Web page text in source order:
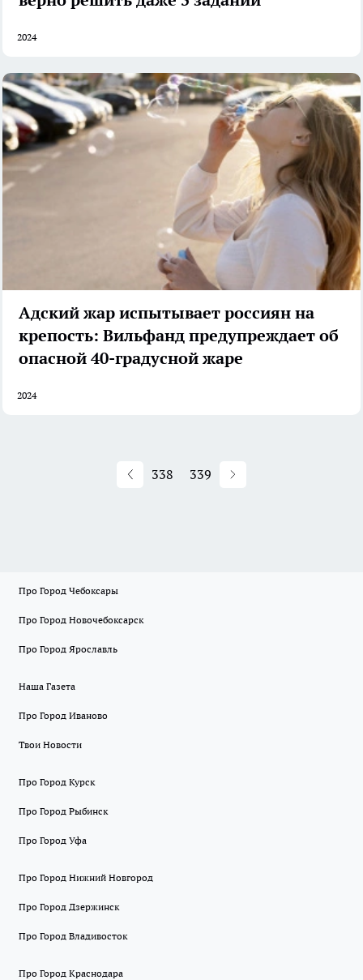
2024
Адский жар испытывает россиян на
крепость: Вильфанд предупреждает об
опасной 40-градусной жаре
2024
338 339
Про Город Чебоксары
Про Город Новочебоксарск
Про Город Ярославль
Наша Газета
Про Город Иваново
Твои Новости
Про Город Курск
Про Город Рыбинск
Про Город Уфа
Про Город Нижний Новгород
Про Город Дзержинск
Про Город Владивосток
Про Город Краснодара